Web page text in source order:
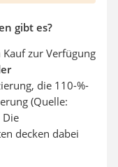
gibt es?
zur Verfügung
die 110-%-
(Quelle:
Die
decken dabei